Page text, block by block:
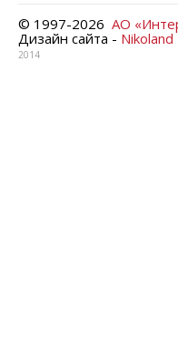
© 1997-2026 АО
Дизайн сайта - Nikoland
2014